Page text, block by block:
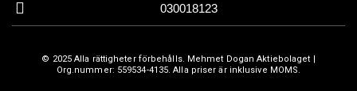
030018123
© 2025 Alla rättigheter förbehålls. Mehmet Dogan Aktiebolaget |
Org.nummer: 559534-4135. Alla priser är inklusive MOMS.